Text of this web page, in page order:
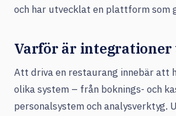
och har utvecklat en plattform som
Varför är
Att driva en restaurang innebär att
olika system – från boknings- och
personalsystem och analysverktyg.